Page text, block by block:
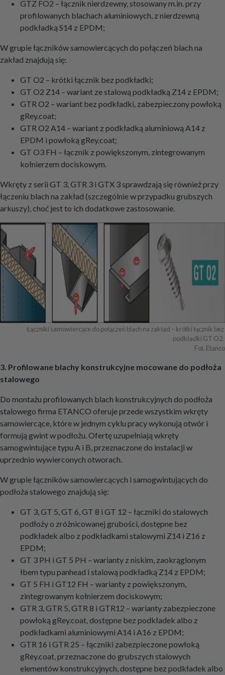
GTZ FO2 – łącznik nierdzewny, stosowany m.in. przy
profilowanych blachach aluminiowych, z nierdzewną
podkładką S14 z EPDM;
W grupie łączników samowiercących do połączeń blach na
zakład znajdują się:
GT O2 – krótki łącznik bez podkładki;
GT O2 Z14 – wariant ze stalową podkładką Z14 z EPDM;
GTR O2 – wariant bez podkładki, zabezpieczony powłoką
gRey.coat;
GTR O2 A14 – wariant z podkładką aluminiową A14 z
EPDM i powłoką gRey.coat;
GT O3 FH – łącznik z powiększonym, zintegrowanym
kołnierzem dociskowym.
Wkręty z serii GT 3, GTR 3 i GTX 3 sprawdzają się również przy
łączeniu blach na zakład (szczególnie w przypadku grubszych
arkuszy), choć jest to ich dodatkowe zastosowanie.
Łączniki samowiercące do połączeń blach na zakład – krótki łącznik bez
podkładki GT O2.
Fot. Etanco
3. Profilowane blachy konstrukcyjne mocowane do podłoża
stalowego
Do montażu profilowanych blach konstrukcyjnych do podłoża
stalowego firma ETANCO oferuje przede wszystkim wkręty
samowiercące, które w jednym cyklu pracy wykonują otwór i
formują gwint w podłożu. Ofertę uzupełniają wkręty
samogwintujące typu A i B, przeznaczone do instalacji w
uprzednio wywierconych otworach.
W grupie łączników samowiercących i samogwintujących do
podłoża stalowego znajdują się:
GT 3, GT 5, GT 6, GT 8 i GT 12 – łączniki do stalowych
podłoży o zróżnicowanej grubości, dostępne bez
podkładek albo z podkładkami stalowymi Z14 i Z16 z
EPDM;
GT 3 PH i GT 5 PH – warianty z niskim, zaokrąglonym
łbem typu panhead i stalową podkładką Z14 z EPDM;
GT 5 FH i GT12 FH – warianty z powiększonym,
zintegrowanym kołnierzem dociskowym;
GTR 3, GTR 5, GTR 8 i GTR12 – warianty zabezpieczone
powłoką gRey.coat, dostępne bez podkładek albo z
podkładkami aluminiowymi A14 i A16 z EPDM;
GTR 16 i GTR 25 – łączniki zabezpieczone powłoką
gRey.coat, przeznaczone do grubszych stalowych
elementów konstrukcyjnych, dostępne bez podkładek albo